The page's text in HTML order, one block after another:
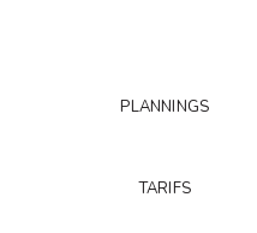
PLANNINGS
TARIFS